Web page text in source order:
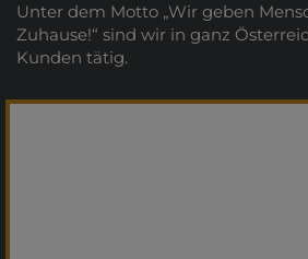
Unter dem Motto „Wir geben
Zuhause!“ sind wir in ganz
Kunden tätig.